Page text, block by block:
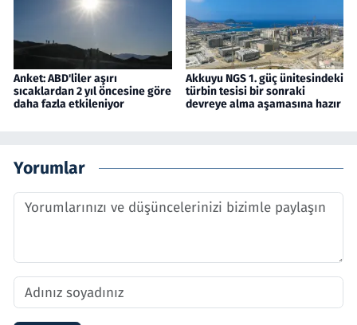
Anket: ABD'liler aşırı
sıcaklardan 2 yıl öncesine göre
daha fazla etkileniyor
Akkuyu NGS 1. güç ünitesindeki
türbin tesisi bir sonraki
devreye alma aşamasına hazır
Yorumlar